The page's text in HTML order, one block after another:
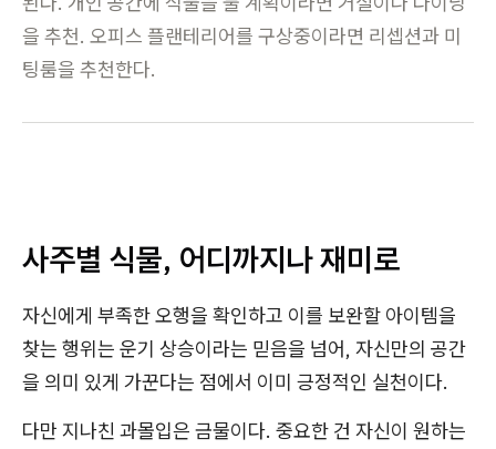
을 추천. 오피스 플랜테리어를 구상중이라면 리셉션과 미
팅룸을 추천한다.
사주별 식물, 어디까지나 재미로
자신에게 부족한 오행을 확인하고 이를 보완할 아이템을
찾는 행위는 운기 상승이라는 믿음을 넘어, 자신만의 공간
을 의미 있게 가꾼다는 점에서 이미 긍정적인 실천이다.
다만 지나친 과몰입은 금물이다. 중요한 건 자신이 원하는